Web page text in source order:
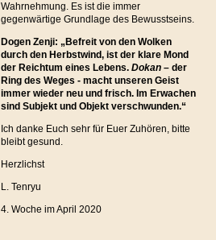
Wahrnehmung. Es ist die immer
gegenwärtige Grundlage des Bewusstseins.
Dogen Zenji: „Befreit von den Wolken
durch den Herbstwind, ist der klare Mond
der Reichtum eines Lebens. Dokan– der
Ring des Weges - macht unseren Geist
immer wieder neu und frisch. Im Erwachen
sind Subjekt und Objekt verschwunden.“
Ich danke Euch sehr für Euer Zuhören, bitte
bleibt gesund.
Herzlichst
L. Tenryu
4. Woche im April 2020